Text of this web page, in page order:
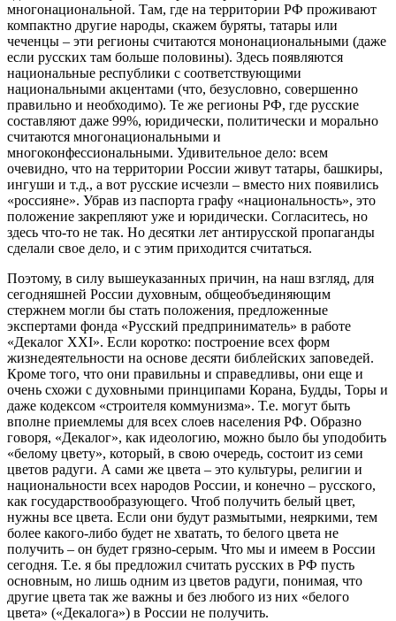
многонациональной. Там, где на территории РФ проживают
компактно другие народы, скажем буряты, татары или
чеченцы – эти регионы считаются мононациональными (даже
если русских там больше половины). Здесь появляются
национальные республики с соответствующими
национальными акцентами (что, безусловно, совершенно
правильно и необходимо). Те же регионы РФ, где русские
составляют даже 99%, юридически, политически и морально
считаются многонациональными и
многоконфессиональными. Удивительное дело: всем
очевидно, что на территории России живут татары, башкиры,
ингуши и т.д., а вот русские исчезли – вместо них появились
«россияне». Убрав из паспорта графу «национальность», это
положение закрепляют уже и юридически. Согласитесь, но
здесь что-то не так. Но десятки лет антирусской пропаганды
сделали свое дело, и с этим приходится считаться.
Поэтому, в силу вышеуказанных причин, на наш взгляд, для
сегодняшней России духовным, общеобъединяющим
стержнем могли бы стать положения, предложенные
экспертами фонда «Русский предприниматель» в работе
«Декалог ХХI». Если коротко: построение всех форм
жизнедеятельности на основе десяти библейских заповедей.
Кроме того, что они правильны и справедливы, они еще и
очень схожи с духовными принципами Корана, Будды, Торы и
даже кодексом «строителя коммунизма». Т.е. могут быть
вполне приемлемы для всех слоев населения РФ. Образно
говоря, «Декалог», как идеологию, можно было бы уподобить
«белому цвету», который, в свою очередь, состоит из семи
цветов радуги. А сами же цвета – это культуры, религии и
национальности всех народов России, и конечно – русского,
как государствообразующего. Чтоб получить белый цвет,
нужны все цвета. Если они будут размытыми, неяркими, тем
более какого-либо будет не хватать, то белого цвета не
получить – он будет грязно-серым. Что мы и имеем в России
сегодня. Т.е. я бы предложил считать русских в РФ пусть
основным, но лишь одним из цветов радуги, понимая, что
другие цвета так же важны и без любого из них «белого
цвета» («Декалога») в России не получить.